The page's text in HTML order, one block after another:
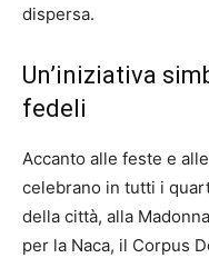
dispersa.
Un’iniziativa
fedeli
Accanto alle feste e
celebrano in tutti i
della città, alla
per la Naca, il Corpus